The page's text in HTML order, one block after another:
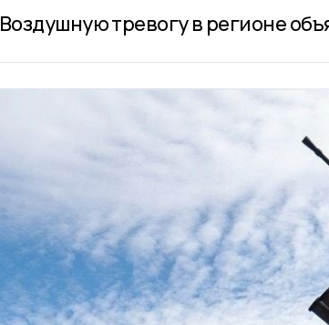
Воздушную тревогу в регионе